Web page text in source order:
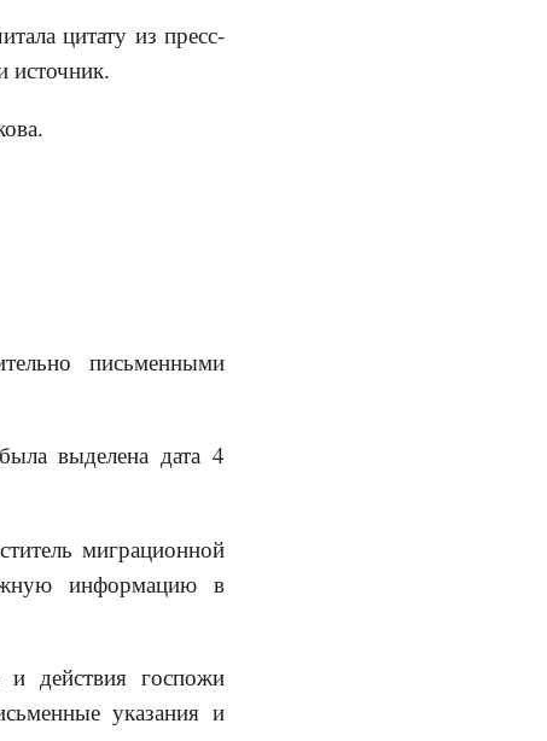
цитату из пресс-
источник.
письменными
выделена дата 4
миграционной
информацию в
действия госпожи
указания и